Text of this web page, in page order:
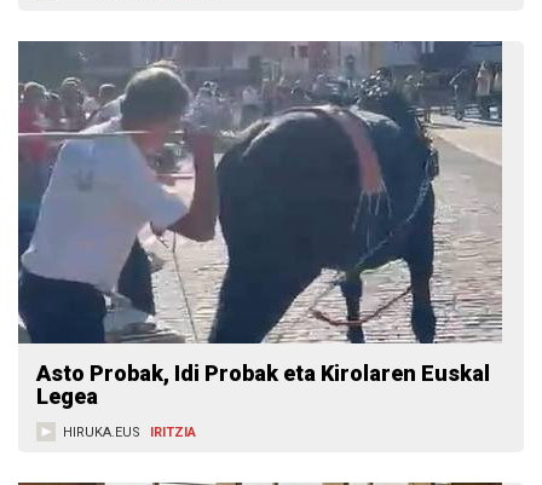
Asto Probak, Idi Probak eta Kirolaren Euskal
Legea
HIRUKA.EUS IRITZIA